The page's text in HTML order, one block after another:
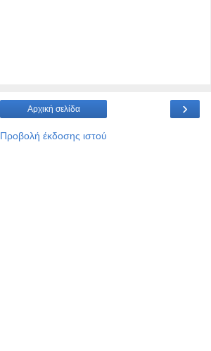
›
Αρχική σελίδα
Προβολή έκδοσης ιστού